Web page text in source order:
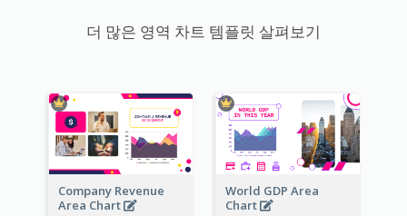
더 많은 영역 차트 템플릿 살펴보기
Company Revenue
Area Chart
World GDP Area
Chart